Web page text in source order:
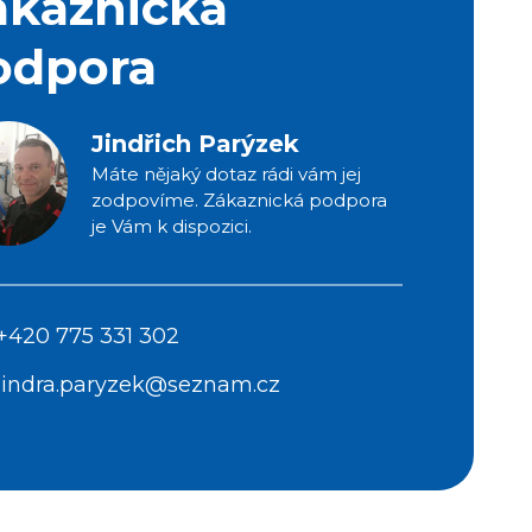
Jindřich Parýzek
Máte nějaký dotaz rádi vám jej
zodpovíme. Zákaznická podpora
je Vám k dispozici.
775 331 302